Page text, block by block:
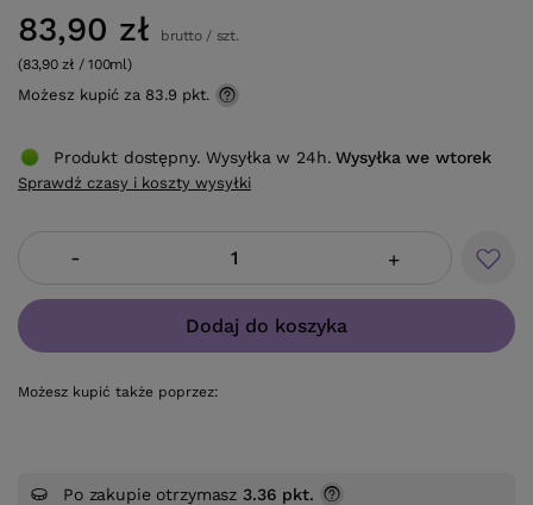
83,90 zł brutto/ szt.
(83,90 zł / 100ml)
Możesz kupić za 83.9 pkt.
- +
Dodaj do koszyka
Możesz kupić także poprzez:
Produkt dostępny. Wysyłka w 24h. Wysyłkawe wtorek
Sprawdź czasy i koszty wysyłki
Po zakupie otrzymasz 3.36 pkt.